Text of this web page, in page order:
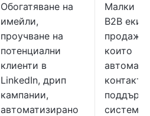
Обогатяване на
имейли,
проучване на
потенциални
клиенти в
LinkedIn, дрип
кампании,
автоматизирано
Малки и
B2B
които